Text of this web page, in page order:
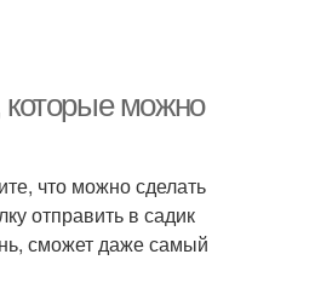
которые можно
что можно сделать
отправить в садик
сможет даже самый